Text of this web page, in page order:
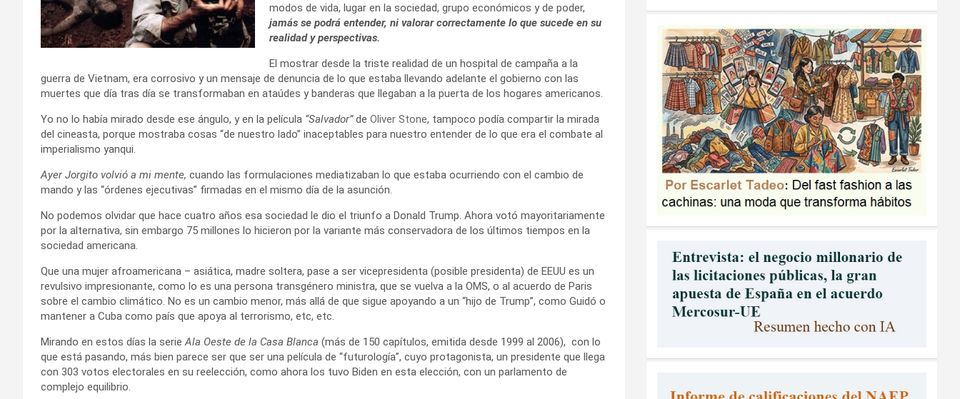
modos de vida, lugar en la sociedad, grupo económicos y de poder,
jamás se podrá entender, ni valorar correctamente lo que sucede en su
realidad y perspectivas.
El mostrar desde la triste realidad de un hospital de campaña a la
guerra de Vietnam, era corrosivo y un mensaje de denuncia de lo que estaba llevando adelante el gobierno con las
muertes que día tras día se transformaban en ataúdes y banderas que llegaban a la puerta de los hogares americanos.
Yo no lo había mirado desde ese ángulo, y en la película “Salvador”de Oliver Stone, tampoco podía compartir la mirada
del cineasta, porque mostraba cosas “de nuestro lado” inaceptables para nuestro entender de lo que era el combate al
imperialismo yanqui.
Ayer Jorgito volvió a mi mente, cuando las formulaciones mediatizaban lo que estaba ocurriendo con el cambio de
mando y las “órdenes ejecutivas” firmadas en el mismo día de la asunción.
No podemos olvidar que hace cuatro años esa sociedad le dio el triunfo a Donald Trump. Ahora votó mayoritariamente
por la alternativa, sin embargo 75 millones lo hicieron por la variante más conservadora de los últimos tiempos en la
sociedad americana.
Que una mujer afroamericana – asiática, madre soltera, pase a ser vicepresidenta (posible presidenta) de EEUU es un
revulsivo impresionante, como lo es una persona transgénero ministra, que se vuelva a la OMS, o al acuerdo de Paris
sobre el cambio climático. No es un cambio menor, más allá de que sigue apoyando a un “hijo de Trump”, como Guidó o
mantener a Cuba como país que apoya al terrorismo, etc, etc.
Mirando en estos días la serie Ala Oeste de la Casa Blanca (más de 150 capítulos, emitida desde 1999 al 2006), con lo
que está pasando, más bien parece ser que ser una película de “futurología”, cuyo protagonista, un presidente que llega
con 303 votos electorales en su reelección, como ahora los tuvo Biden en esta elección, con un parlamento de
complejo equilibrio.